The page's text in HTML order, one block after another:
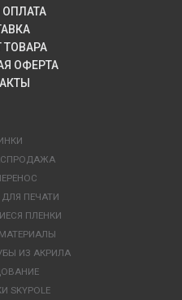
ОПЛАТА
ТОВАРА
ОФЕРТА
ПЕЧАТИ
ПЛЕНКИ
ИЗ АКРИЛА
SKYPOLE